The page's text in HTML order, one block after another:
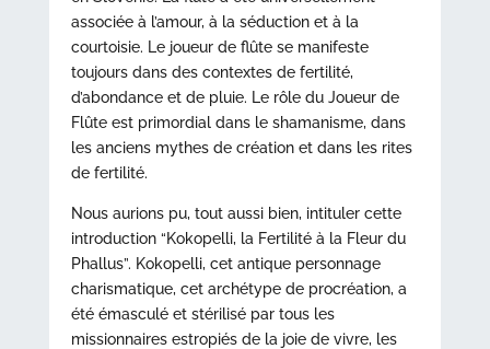
associée à l’amour, à la séduction et à la
courtoisie. Le joueur de flûte se manifeste
toujours dans des contextes de fertilité,
d’abondance et de pluie. Le rôle du Joueur de
Flûte est primordial dans le shamanisme, dans
les anciens mythes de création et dans les rites
de fertilité.
Nous aurions pu, tout aussi bien, intituler cette
introduction “Kokopelli, la Fertilité à la Fleur du
Phallus”. Kokopelli, cet antique personnage
charismatique, cet archétype de procréation, a
été émasculé et stérilisé par tous les
missionnaires estropiés de la joie de vivre, les